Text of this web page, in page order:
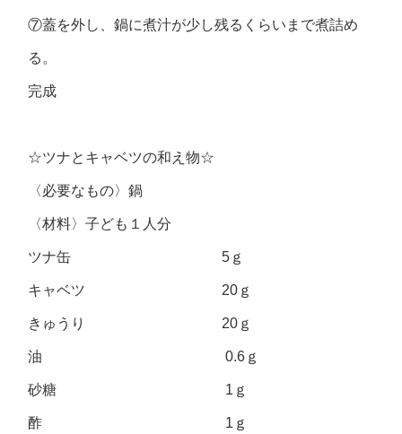
⑦蓋を外し、鍋に煮汁が少し残るくらいまで煮詰め
る。
完成
☆ツナとキャベツの和え物☆
〈必要なもの〉鍋
〈材料〉子ども１人分
ツナ缶 5ｇ
キャベツ 20ｇ
きゅうり 20ｇ
油 0.6ｇ
砂糖 1ｇ
酢 1ｇ